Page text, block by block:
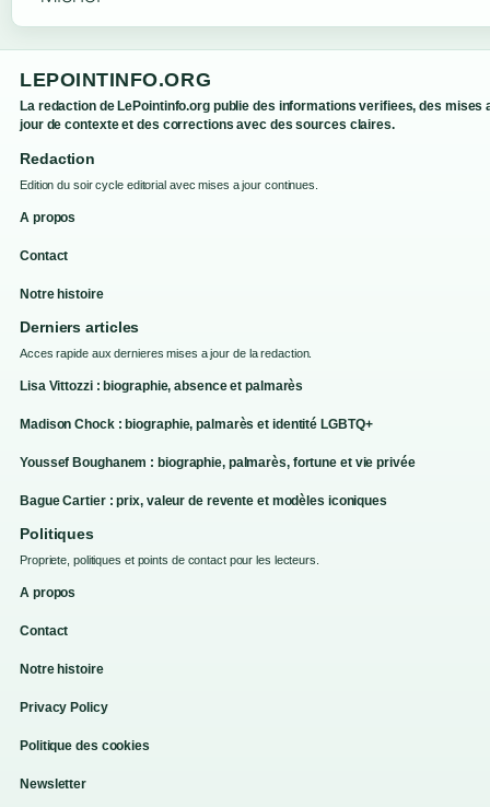
LEPOINTINFO.ORG
La redaction de LePointinfo.org publie des informations verifiees, des mises
jour de contexte et des corrections avec des sources claires.
Redaction
Edition du soir cycle editorial avec mises a jour continues.
A propos
Contact
Notre histoire
Derniers articles
Acces rapide aux dernieres mises a jour de la redaction.
Lisa Vittozzi : biographie, absence et palmarès
Madison Chock : biographie, palmarès et identité LGBTQ+
Youssef Boughanem : biographie, palmarès, fortune et vie privée
Bague Cartier : prix, valeur de revente et modèles iconiques
Politiques
Propriete, politiques et points de contact pour les lecteurs.
A propos
Contact
Notre histoire
Privacy Policy
Politique des cookies
Newsletter